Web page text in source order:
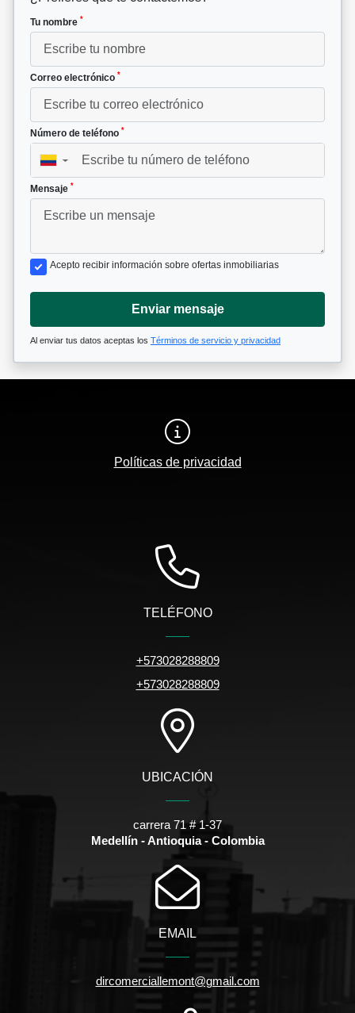
Tu nombre *
Correo electrónico *
Número de teléfono *
▼
Mensaje *
Acepto recibir información sobre ofertas inmobiliarias
Enviar mensaje
Al enviar tus datos aceptas los Términos de servicio y privacidad
Políticas de privacidad
TELÉFONO
+573028288809
+573028288809
UBICACIÓN
carrera 71 # 1-37
Medellín - Antioquia - Colombia
EMAIL
dircomerciallemont@gmail.com